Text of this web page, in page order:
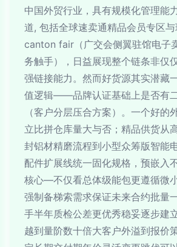
中国外贸行业，具有规模化管理能
道, 包括全球速卖通精品会员专区
canton fair（广交会侧翼驻馆电子
务触手），日益展现整个链条非仅
强链接能力。然而好货源其实潜藏
值逻辑——品牌认证基础上是否有
（客户分层压合方案）。一个好的
立比拼仓库量大与否；精品供货从
封铝材精磨流程到小型众筹版智能
配件扩展线统一固化规格，预嵌入
核心—不仅看总体级能包更遵循微
强制备梯索需求保证未来合约批量
手半年质检公差更优秀稳妥逐步建
越到量阶数十倍大客户外溢到报价